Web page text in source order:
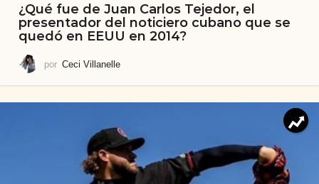
¿Qué fue de Juan Carlos Tejedor, el
presentador del noticiero cubano que se
quedó en EEUU en 2014?
por Ceci Villanelle